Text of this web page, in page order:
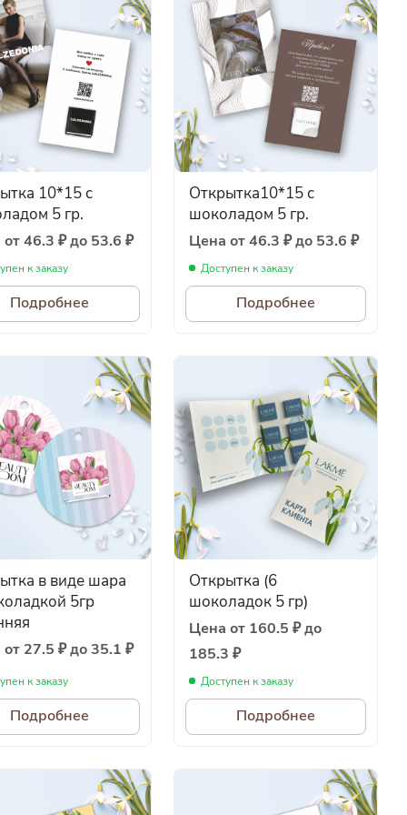
10*15 с
5 гр.
46.3 ₽ до 53.6 ₽
к заказу
Подробнее
Открытка10*15 с
шоколадом 5 гр.
Цена от 46.3 ₽ до 53.6 ₽
Доступен к заказу
Подробнее
шара
5гр
27.5 ₽ до 35.1 ₽
к заказу
Подробнее
Открытка (6
шоколадок 5 гр)
Цена от 160.5 ₽ до
185.3 ₽
Доступен к заказу
Подробнее